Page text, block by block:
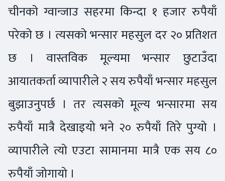
चीनको ग्वान्जाउ सहरमा किन्दा १ हजार रुपैयाँ
परेको छ । त्यसको भन्सार महसुल दर २० प्रतिशत
छ । वास्तविक मूल्यमा भन्सार छुटाउँदा
आयातकर्ता व्यापारीले २ सय रुपैयाँ भन्सार महसुल
बुझाउनुपर्छ । तर त्यसको मूल्य भन्सारमा सय
रुपैयाँ मात्रै देखाइयो भने २० रुपैयाँ तिरे पुग्यो ।
व्यापारीले त्यो एउटा सामानमा मात्रै एक सय ८०
रुपैयाँ जोगायो ।